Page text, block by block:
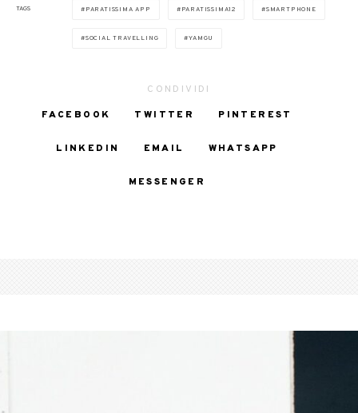
TAGS PARATISSIMA APP PARATISSIMA12 SMARTPHONE
SOCIAL TRAVELLING YAMGU
CONDIVIDI
FACEBOOK
TWITTER PINTEREST
LINKEDIN EMAIL WHATSAPP
MESSENGER